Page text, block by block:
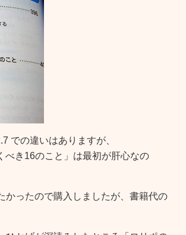
での違いはありますが、
べき16のこと 」は最初が肝心なの
かったので購入しましたが、書籍代の